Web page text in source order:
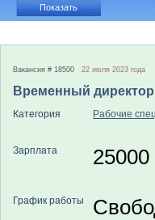
Вакансия # 18500 22 июля 2023 года
Временный директор
Категория Рабочие
Зарплата 25000
График работы